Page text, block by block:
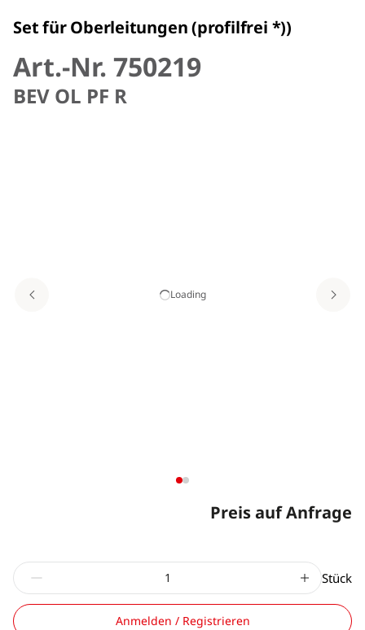
Set für Oberleitungen (profilfrei *))
Art.-Nr. 750219
BEV OL PF R
Loading
Preis auf Anfrage
Stück
Anmelden / Registrieren